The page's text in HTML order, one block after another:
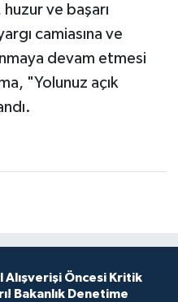
ve başarı
camiasına ve
devam etmesi
"Yolunuz açık
Alışverişi Öncesi Kritik
Bakanlık Denetime